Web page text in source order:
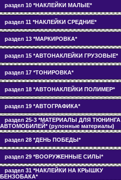
раздел 10 *НАКЛЕЙКИ МАЛЫЕ*
раздел 11 *НАКЛЕЙКИ СРЕДНИЕ*
раздел 13 *МАРКИРОВКА*
раздел 15 *АВТОНАКЛЕЙКИ ГРУЗОВЫЕ*
раздел 17 *ТОНИРОВКА*
раздел 18 *АВТОНАКЛЕЙКИ ПОЛИМЕР*
раздел 19 *АВТОГРАФИКА*
раздел 25-3 *МАТЕРИАЛЫ ДЛЯ ТЮНИНГА
АВТОМОБИЛЕЙ* (рулонные материалы)
раздел 28 *ДЕНЬ ПОБЕДЫ*
раздел 29 *ВООРУЖЕННЫЕ СИЛЫ*
раздел 31 *НАКЛЕЙКИ НА КРЫШКУ
БЕНЗОБАКА*